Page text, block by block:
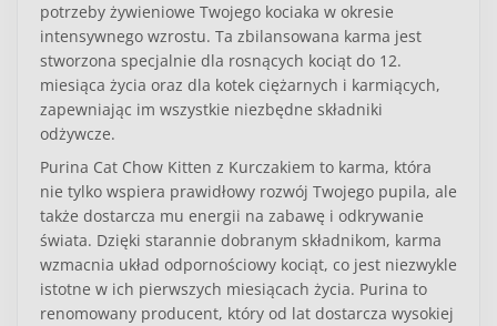
potrzeby żywieniowe Twojego kociaka w okresie
intensywnego wzrostu. Ta zbilansowana karma jest
stworzona specjalnie dla rosnących kociąt do 12.
miesiąca życia oraz dla kotek ciężarnych i karmiących,
zapewniając im wszystkie niezbędne składniki
odżywcze.
Purina Cat Chow Kitten z Kurczakiem to karma, która
nie tylko wspiera prawidłowy rozwój Twojego pupila, ale
także dostarcza mu energii na zabawę i odkrywanie
świata. Dzięki starannie dobranym składnikom, karma
wzmacnia układ odpornościowy kociąt, co jest niezwykle
istotne w ich pierwszych miesiącach życia. Purina to
renomowany producent, który od lat dostarcza wysokiej